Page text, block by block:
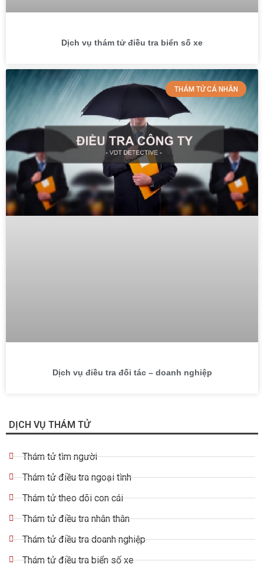
Dịch vụ thám tử điều tra biển số xe
THÁM TỬ CÁ NHÂN
Dịch vụ điều tra đối tác – doanh nghiệp
DỊCH VỤ THÁM TỬ
Thám tử tìm người
Thám tử điều tra ngoại tình
Thám tử theo dõi con cái
Thám tử điều tra nhân thân
Thám tử điều tra doanh nghiệp
Thám tử điều tra biển số xe